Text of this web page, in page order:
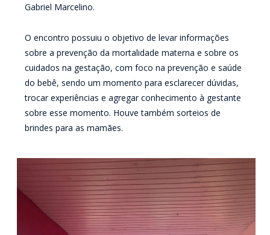
Gabriel Marcelino.
O encontro possuiu o objetivo de levar informações
sobre a prevenção da mortalidade materna e sobre os
cuidados na gestação, com foco na prevenção e saúde
do bebê, sendo um momento para esclarecer dúvidas,
trocar experiências e agregar conhecimento à gestante
sobre esse momento. Houve também sorteios de
brindes para as mamães.